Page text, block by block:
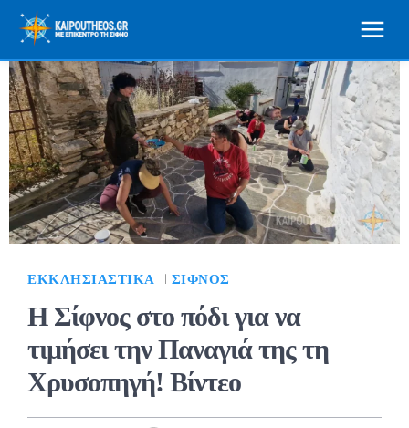
ΕΚΚΛΗΣΙΑΣΤΙΚΆ ΣΊΦΝΟΣ
Η Σίφνος στο πόδι για να
τιμήσει την Παναγιά της τη
Χρυσοπηγή! Βίντεο